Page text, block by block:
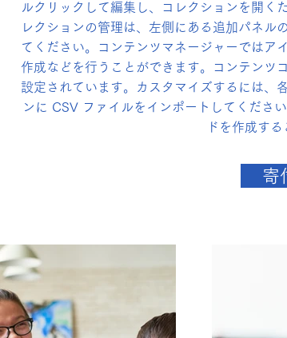
ルクリックして編集し、コレクションを開く
レクションの管理は、左側にある追加パネル
てください。コンテンツマネージャーではア
作成などを行うことができます。コンテンツ
設定されています。カスタマイズするには、
ンに CSV ファイルをインポートしてくださ
ドを作成する
寄